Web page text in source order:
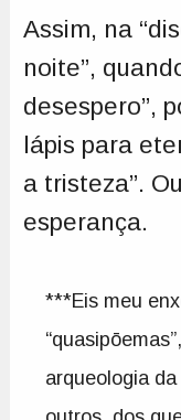
Assim, na
noite”,
desespero”,
lápis para
a tristeza”.
esperança.
***Eis meu
arqueologia